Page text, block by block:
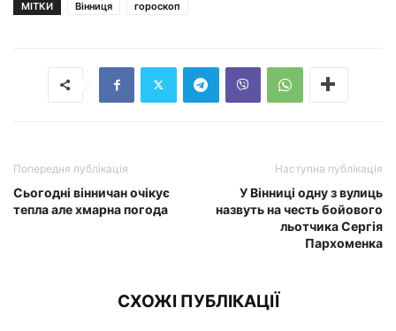
МІТКИ Вінниця гороскоп
Попередня публікація
Сьогодні вінничан очікує
тепла але хмарна погода
Наступна публікація
У Вінниці одну з вулиць
назвуть на честь бойового
льотчика Сергія
Пархоменка
СХОЖІ ПУБЛІКАЦІЇ